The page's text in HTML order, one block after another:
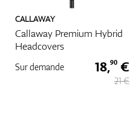
CALLAWAY
Callaway Premium Hybrid
Headcovers
Sur demande 18,90 €
21 €